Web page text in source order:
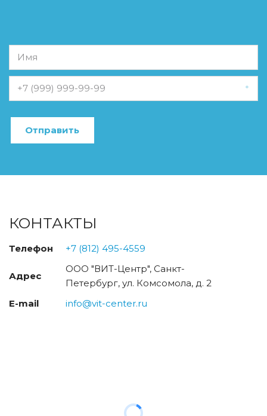
*
Отправить
КОНТАКТЫ
Телефон +7 (812) 495-4559
Адрес
ООО "ВИТ-Центр", Санкт-
Петербург, ул. Комсомола, д. 2
E-mail
info@vit-center.ru